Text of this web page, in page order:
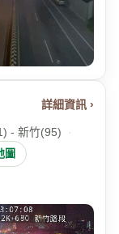
詳細資訊 ›
- 新竹(95)
·
圖